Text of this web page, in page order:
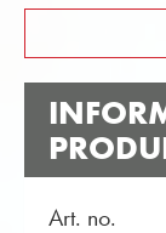
Art. no.